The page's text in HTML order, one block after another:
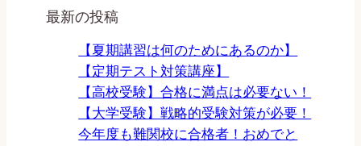
最新の投稿
【夏期講習は何のためにあるのか】
【定期テスト対策講座】
【高校受験】合格に満点は必要ない！
【大学受験】戦略的受験対策が必要！
今年度も難関校に合格者！おめでと